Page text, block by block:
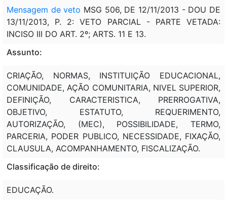
Mensagem de veto MSG 506, DE 12/11/2013 - DOU DE
13/11/2013, P. 2: VETO PARCIAL - PARTE VETADA:
INCISO III DO ART. 2º; ARTS. 11 E 13.
Assunto:
CRIAÇÃO, NORMAS, INSTITUIÇÃO EDUCACIONAL,
COMUNIDADE, AÇÃO COMUNITARIA, NIVEL SUPERIOR,
DEFINIÇÃO, CARACTERISTICA, PRERROGATIVA,
OBJETIVO, ESTATUTO, REQUERIMENTO,
AUTORIZAÇÃO, (MEC), POSSIBILIDADE, TERMO,
PARCERIA, PODER PUBLICO, NECESSIDADE, FIXAÇÃO,
CLAUSULA, ACOMPANHAMENTO, FISCALIZAÇÃO.
Classificação de direito:
EDUCAÇÃO.